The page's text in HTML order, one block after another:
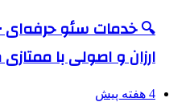
ارزان و اصولی با
4 هفته پیش